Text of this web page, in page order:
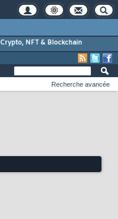
Crypto, NFT & Blockchain
Recherche avancée